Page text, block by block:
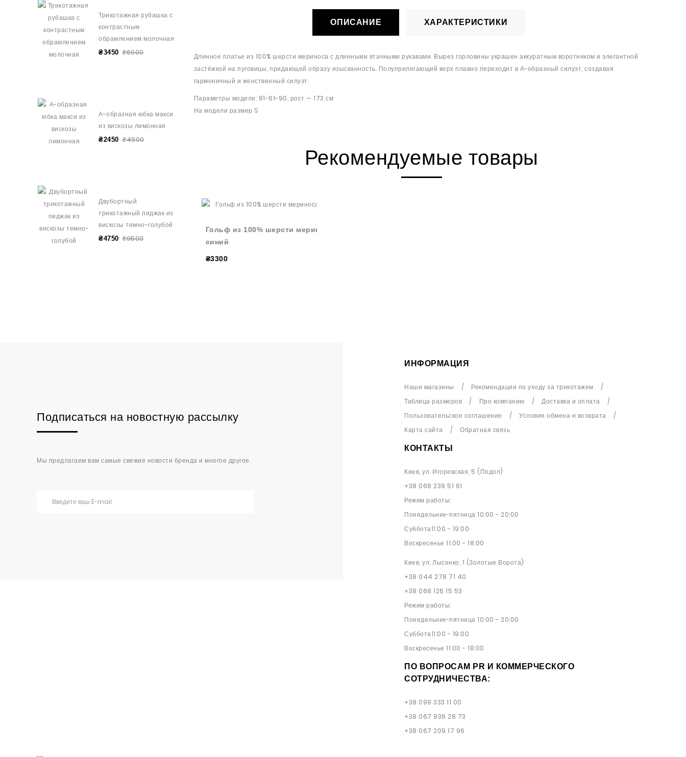
Трикотажная рубашка с
контрастным
обрамлением молочная
₴3450 ₴6900
А-образная юбка макси
из вискозы лимонная
₴2450 ₴4900
Двубортный
трикотажный пиджак из
вискозы темно-голубой
₴4750 ₴9500
ОПИСАНИЕ ХАРАКТЕРИСТИКИ
Длинное платье из 100% шерсти мериноса с длинными втачными рукавами. Вырез горловины украшен аккуратным воротником и элегантной
застёжкой на пуговицы, придающей образу изысканность. Полуприлегающий верх плавно переходит в А-образный силуэт, создавая
гармоничный и женственный силуэт.
Параметры модели: 81-61-90, рост — 173 см
На модели размер S
Рекомендуемые товары
Гольф из 100% шерсти мериноса темно-
синий
₴3300
Подписаться на новостную рассылку
Мы предлагаем вам самые свежие новости бренда и многое другое.
ИНФОРМАЦИЯ
Наши магазины
Рекомендации по уходу за трикотажем
Таблица размеров
Про компанию
Доставка и оплата
Пользовательское соглашение
Условия обмена и возврата
Карта сайта
Обратная связь
КОНТАКТЫ
Киев, ул. Игоревская, 5 (Подол)
+38 068 239 51 61
Режим работы:
Понедельник-пятница 10:00 - 20:00
Суббота11:00 - 19:00
Воскресенье 11:00 - 18:00
Киев, ул. Лысенко, 1 (Золотые Ворота)
+38 044 278 71 40
+38 068 126 15 53
Режим работы:
Понедельник-пятница 10:00 - 20:00
Суббота11:00 - 19:00
Воскресенье 11:00 - 18:00
ПО ВОПРОСАМ PR И КОММЕРЧЕСКОГО
СОТРУДНИЧЕСТВА:
+38 099 333 11 00
+38 067 936 28 73
+38 067 209 17 96